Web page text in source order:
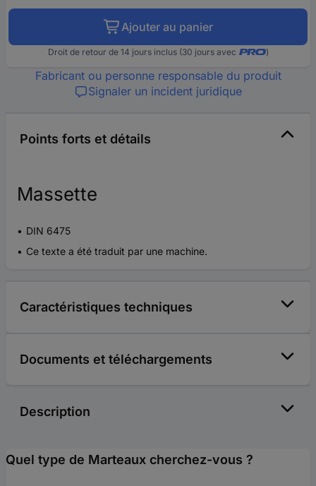
Ajouter au panier
Droit de retour de 14 jours inclus (30 jours avec )
Fabricant ou personne responsable du produit
Signaler un incident juridique
Points forts et détails
Massette
DIN 6475
Ce texte a été traduit par une machine.
Caractéristiques techniques
Documents et téléchargements
Description
Quel type de Marteaux cherchez-vous ?